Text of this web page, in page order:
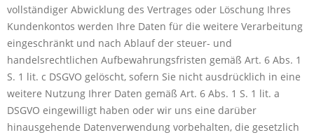
vollständiger Abwicklung des Vertrages oder Löschung Ihres
Kundenkontos werden Ihre Daten für die weitere Verarbeitung
eingeschränkt und nach Ablauf der steuer- und
handelsrechtlichen Aufbewahrungsfristen gemäß Art. 6 Abs. 1
S. 1 lit. c DSGVO gelöscht, sofern Sie nicht ausdrücklich in eine
weitere Nutzung Ihrer Daten gemäß Art. 6 Abs. 1 S. 1 lit. a
DSGVO eingewilligt haben oder wir uns eine darüber
hinausgehende Datenverwendung vorbehalten, die gesetzlich